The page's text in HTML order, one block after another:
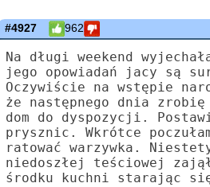
#4927 962
Na długi weekend
jego opowiadań jacy są
Oczywiście na wstępie
że następnego dnia
dom do dyspozycji.
prysznic. Wkrótce
ratować warzywka.
niedoszłej teściowej
środku kuchni starając